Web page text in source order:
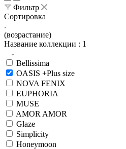
Фильтр
Сортировка
(возрастание)
Название коллекции : 1
Bellissima
OASIS +Plus size
NOVA FENIX
EUPHORIA
MUSE
AMOR AMOR
Glaze
Simplicity
Honeymoon